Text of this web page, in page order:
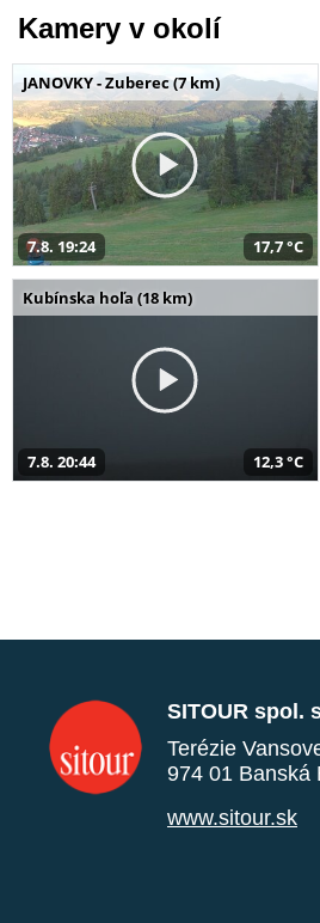
Kamery v okolí
JANOVKY - Zuberec (7 km)
7.8. 19:24 17,7 °C
Kubínska hoľa (18 km)
7.8. 20:44 12,3 °C
SITOUR spol.
Terézie
974 01 Banská
www.sitour.sk